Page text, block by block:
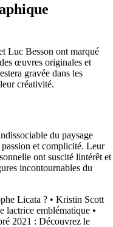
Luc Besson ont marqué
œuvres originales et
gravée dans les
créativité.
du paysage
et complicité. Leur
ont suscité lintérêt et
incontournables du
Licata ? • Kristin Scott
lactrice emblématique •
2021 : Découvrez le